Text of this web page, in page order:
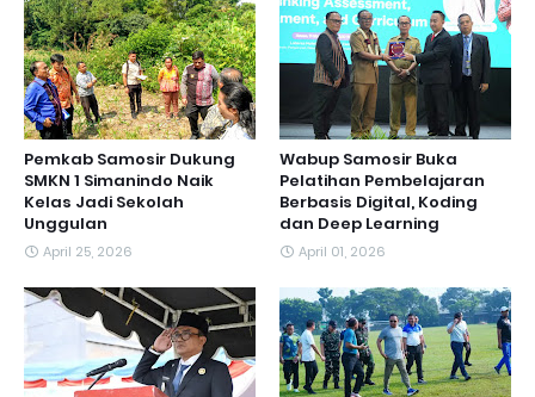
Pemkab Samosir Dukung
SMKN 1 Simanindo Naik
Kelas Jadi Sekolah
Unggulan
April 25, 2026
Wabup Samosir Buka
Pelatihan Pembelajaran
Berbasis Digital, Koding
dan Deep Learning
April 01, 2026